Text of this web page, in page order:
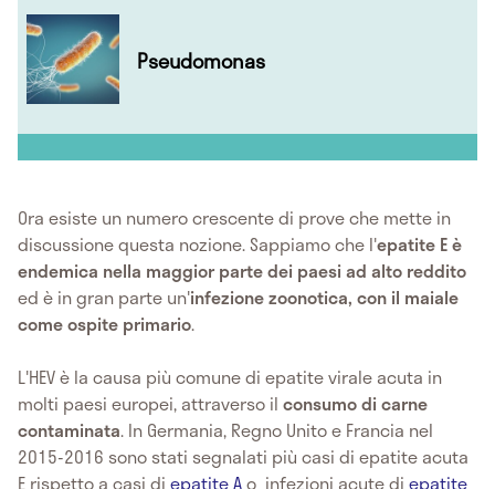
Pseudomonas
Ora esiste un numero crescente di prove che mette in
discussione questa nozione. Sappiamo che l'epatite E è
endemica nella maggior parte dei paesi ad alto reddito
ed è in gran parte un'infezione zoonotica, con il maiale
come ospite primario.
L'HEV è la causa più comune di epatite virale acuta in
molti paesi europei, attraverso il consumo di carne
contaminata. In Germania, Regno Unito e Francia nel
2015-2016 sono stati segnalati più casi di epatite acuta
E rispetto a casi di epatite Ao infezioni acute di epatite